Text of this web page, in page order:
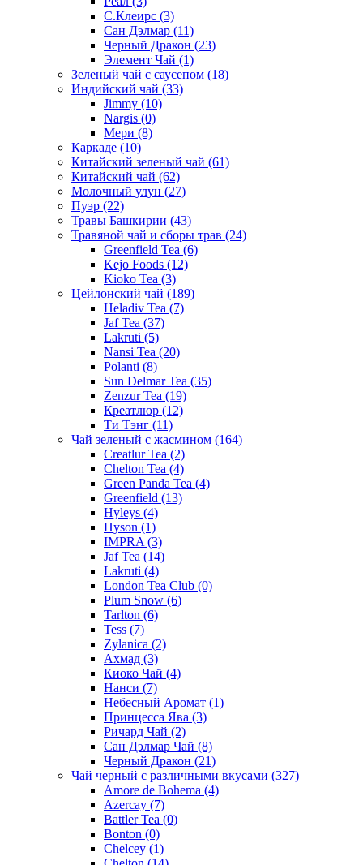
С.Клеирс (3)
Сан Дэлмар (11)
Черный Дракон (23)
Элемент Чай (1)
Зеленый чай с саусепом (18)
Индийский чай (33)
Jimmy (10)
Nargis (0)
Мери (8)
Каркаде (10)
Китайский зеленый чай (61)
Китайский чай (62)
Молочный улун (27)
Пуэр (22)
Травы Башкирии (43)
Травяной чай и сборы трав (24)
Greenfield Tea (6)
Kejo Foods (12)
Kioko Tea (3)
Цейлонский чай (189)
Heladiv Tea (7)
Jaf Tea (37)
Lakruti (5)
Nansi Tea (20)
Polanti (8)
Sun Delmar Tea (35)
Zenzur Tea (19)
Креатлюр (12)
Ти Тэнг (11)
Чай зеленый с жасмином (164)
Creatlur Tea (2)
Chelton Tea (4)
Green Panda Tea (4)
Greenfield (13)
Hyleys (4)
Hyson (1)
IMPRA (3)
Jaf Tea (14)
Lakruti (4)
London Tea Club (0)
Plum Snow (6)
Tarlton (6)
Tess (7)
Zylanica (2)
Ахмад (3)
Киоко Чай (4)
Нанси (7)
Небесный Аромат (1)
Принцесса Ява (3)
Ричард Чай (2)
Сан Дэлмар Чай (8)
Черный Дракон (21)
Чай черный с различными вкусами (327)
Amore de Bohema (4)
Azercay (7)
Battler Tea (0)
Bonton (0)
Chelcey (1)